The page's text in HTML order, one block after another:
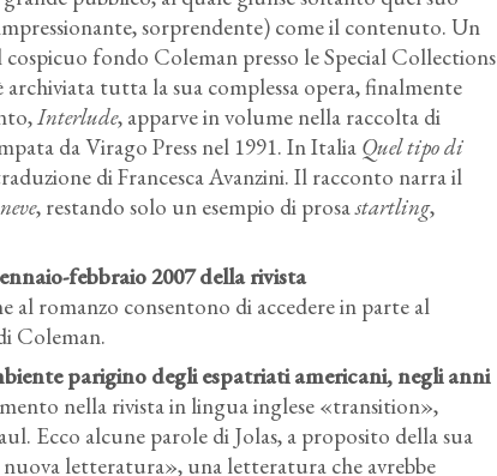
sorprendente) come il contenuto. Un
cospicuo fondo Coleman presso le Special Collections
tutta la sua complessa opera, finalmente
Interlude, apparve in volume nella raccolta di
da Virago Press nel 1991. In Italia Quel tipo di
di Francesca Avanzini. Il racconto narra il
, restando solo un esempio di prosastartling,
febbraio 2007 della rivista
al romanzo consentono di accedere in parte al
Coleman.
parigino degli espatriati americani, negli anni
nella rivista in lingua inglese «transition»,
Ecco alcune parole di Jolas, a proposito della sua
letteratura», una letteratura che avrebbe